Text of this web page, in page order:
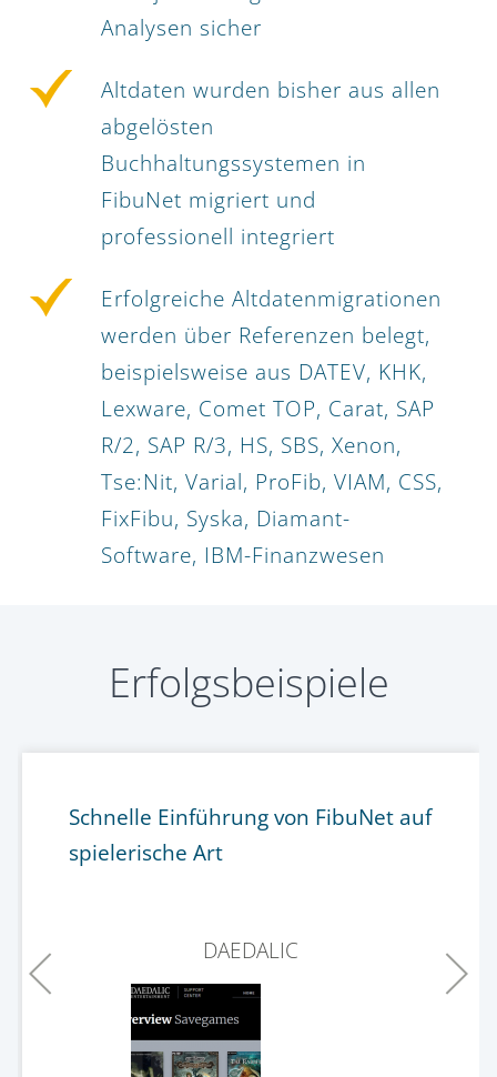
Analysen sicher
Altdaten wurden bisher aus allen
abgelösten
Buchhaltungssystemen in
FibuNet migriert und
professionell integriert
Erfolgreiche Altdatenmigrationen
werden über Referenzen belegt,
beispielsweise aus DATEV, KHK,
Lexware, Comet TOP, Carat, SAP
R/2, SAP R/3, HS, SBS, Xenon,
Tse:Nit, Varial, ProFib, VIAM, CSS,
FixFibu, Syska, Diamant-
Software, IBM-Finanzwesen
Erfolgsbeispiele
Schnelle Einführung von FibuNet auf
spielerische Art
DAEDALIC